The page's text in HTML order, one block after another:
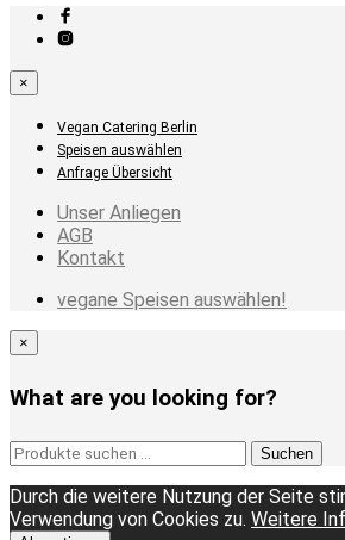
×
Vegan Catering Berlin
Speisen auswählen
Anfrage Übersicht
Unser Anliegen
AGB
Kontakt
vegane Speisen auswählen!
×
What are you looking for?
Suchen
nach:
Suchen
Durch die weitere Nutzung der Seite
Verwendung von Cookies zu. Weitere